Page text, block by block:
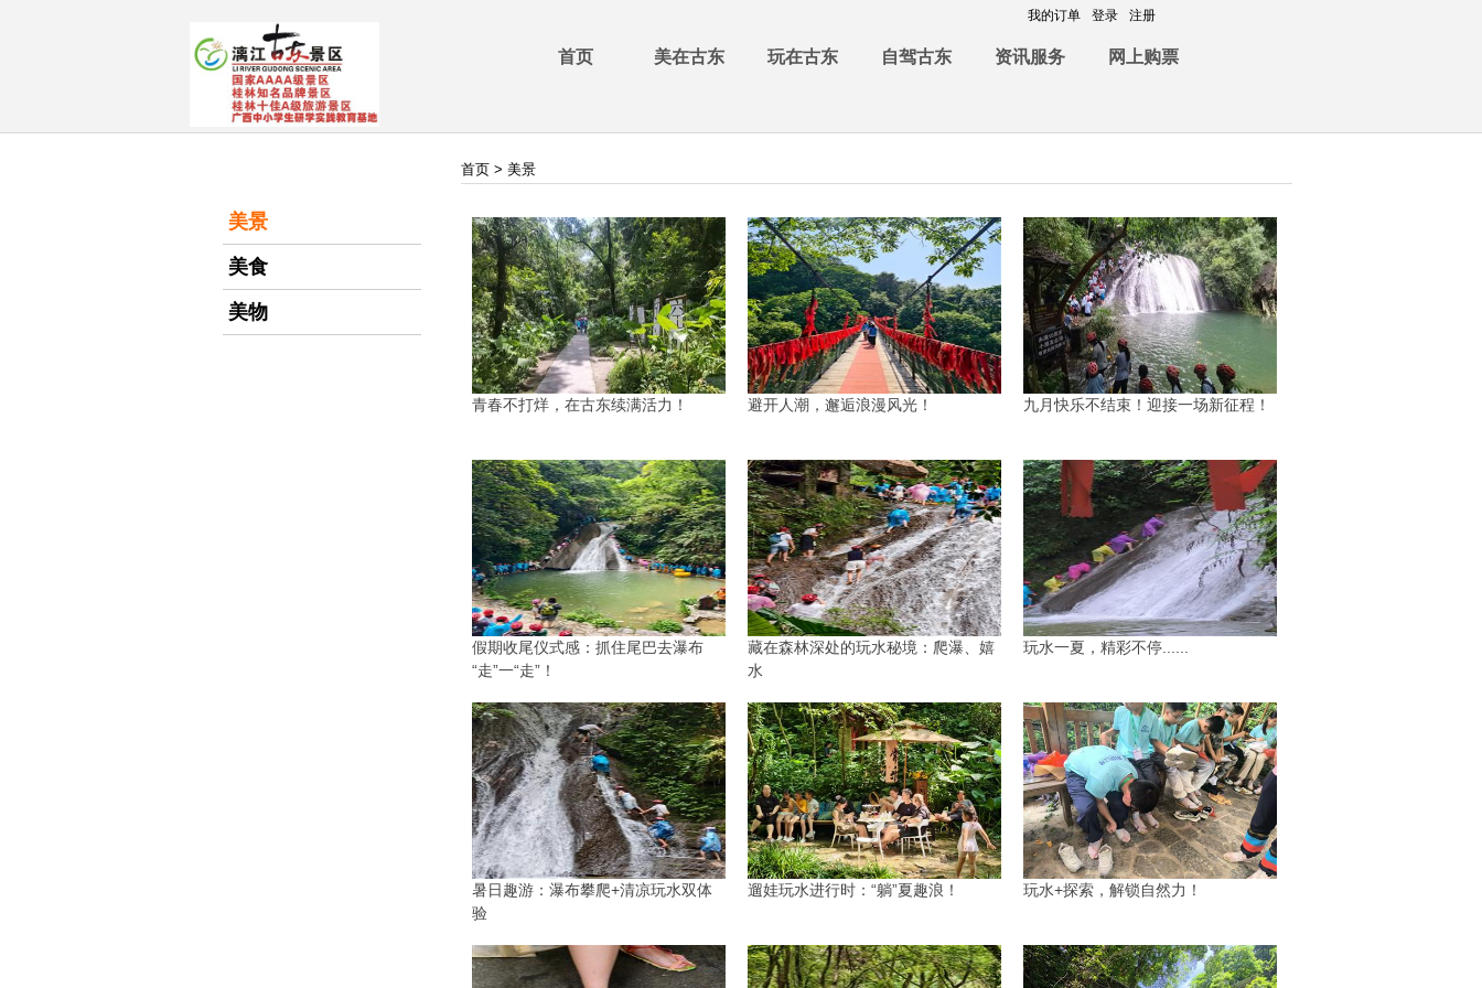
我的订单 登录 注册
首页 美在古东 玩在古东 自驾古东 资讯服务 网上购票
美景
美食
美物
首页 > 美景
青春不打烊，在古东续满活力！ 避开人潮，邂逅浪漫风光！ 九月快乐不结束！迎接一场新征程！
假期收尾仪式感：抓住尾巴去瀑布
“走”一“走”！
藏在森林深处的玩水秘境：爬瀑、嬉
水
玩水一夏，精彩不停......
暑日趣游：瀑布攀爬+清凉玩水双体
验
遛娃玩水进行时：“躺”夏趣浪！ 玩水+探索，解锁自然力！